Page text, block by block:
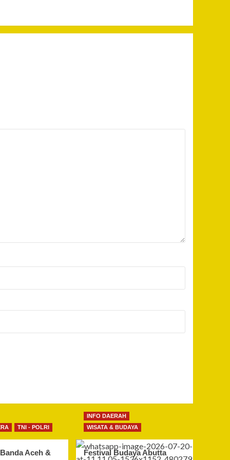
TNI - POLRI
Aceh &
INFO DAERAH
WISATA & BUDAYA
Festival Budaya Abutta